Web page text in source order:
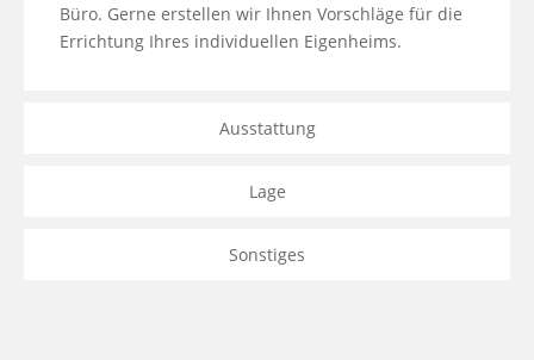
Büro. Gerne erstellen wir Ihnen Vorschläge für die
Errichtung Ihres individuellen Eigenheims.
Ausstattung
Lage
Sonstiges